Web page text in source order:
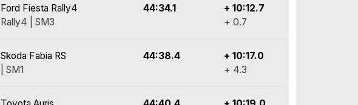
Ford Fiesta Rally4
Rally4 | SM3
44:34.1
+ 10:12.7
+ 0.7
Skoda Fabia RS
| SM1
44:38.4
+ 10:17.0
+ 4.3